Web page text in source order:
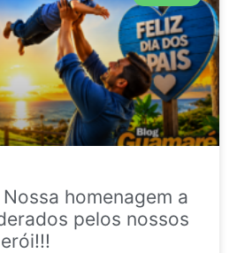
homenagem a
pelos nossos